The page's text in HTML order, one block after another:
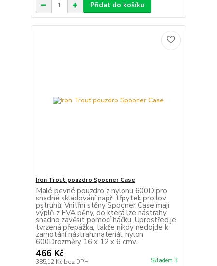
Přidat do košíku
Iron Trout pouzdro Spooner Case
Malé pevné pouzdro z nylonu 600D pro
snadné skladování např. třpytek pro lov
pstruhů. Vnitřní stěny Spooner Case mají
výplň z EVA pěny, do která lze nástrahy
snadno zavěsit pomocí háčku. Uprostřed je
tvrzená přepážka, takže nikdy nedojde k
zamotání nástrah.materiál: nylon
600Drozměry 16 x 12 x 6 cmv...
466 Kč
385,12 Kč bez DPH Skladem 3